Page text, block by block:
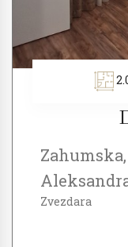
Zvezdara